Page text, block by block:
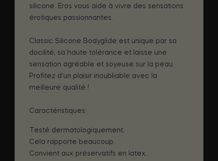
silicone. Eros vous aide à vivre des sensations
érotiques passionnantes.
Classic Silicone Bodyglide est unique par sa
docilité, sa haute tolérance et laisse une
sensation agréable et soyeuse sur la peau.
Profitez d'un plaisir inoubliable avec la
meilleure qualité !
Caractéristiques:
Testé dermatologiquement.
Cela rapporte beaucoup.
Convient aux préservatifs en latex.